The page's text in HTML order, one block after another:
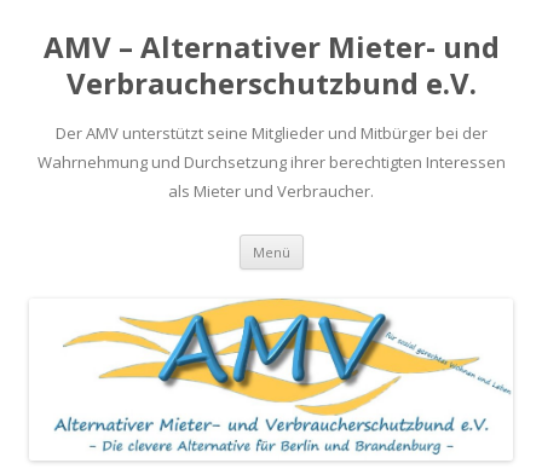
AMV – Alternativer Mieter- und
Verbraucherschutzbund e.V.
Der AMV unterstützt seine Mitglieder und Mitbürger bei der
Wahrnehmung und Durchsetzung ihrer berechtigten Interessen
als Mieter und Verbraucher.
Menü Springe
Inhalt